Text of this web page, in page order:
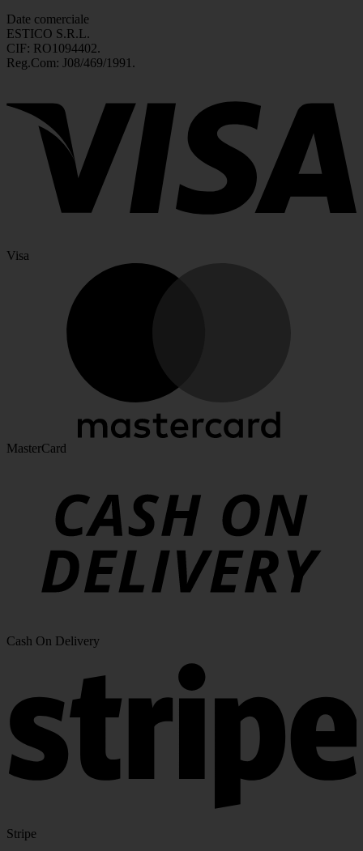
Date comerciale
ESTICO S.R.L.
CIF: RO1094402.
Reg.Com: J08/469/1991.
Visa
MasterCard
Cash On Delivery
Stripe